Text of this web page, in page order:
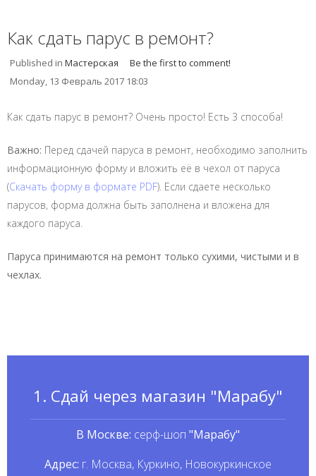
Как сдать парус в ремонт?
Published in Мастерская
Be the first to comment!
Monday, 13 Февраль 2017 18:03
Как сдать парус в ремонт? Очень просто! Есть 3 способа!
Важно: Перед сдачей паруса в ремонт, необходимо заполнить
информационную форму и вложить её в чехол от паруса
(Скачать форму в формате PDF). Если сдаете несколько
парусов, форма должна быть заполнена и вложена для
каждого паруса.
Паруса принимаются на ремонт только сухими, чистыми и в
чехлах.
1. Сдай через магазин "Марабу"
В Москве: серф-шоп "Марабу"
Адрес: г. Москва, Куркино, Новокуркинское